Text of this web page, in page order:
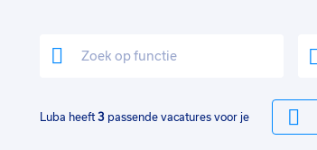
Luba heeft 3 passende vacatures voor je